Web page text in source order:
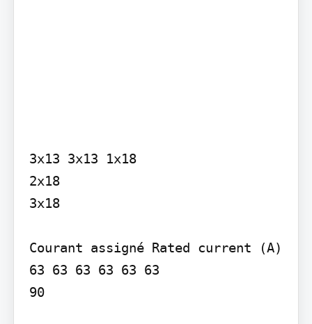
3x13 3x13 1x18
2x18
3x18
Courant assigné Rated current (A)
63 63 63 63 63 63
90